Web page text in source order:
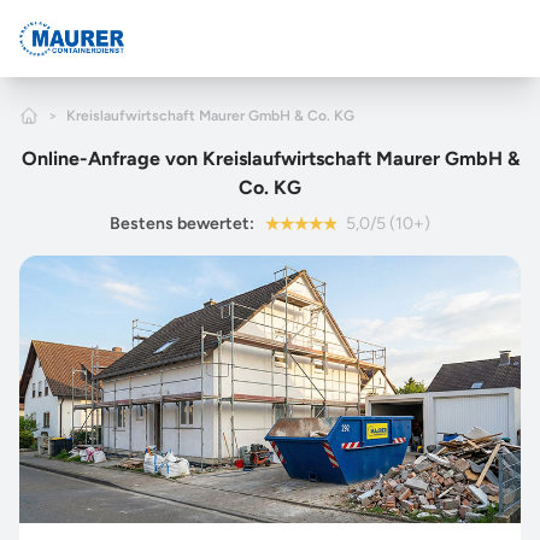
Home
> Kreislaufwirtschaft Maurer GmbH & Co. KG
Online-Anfrage von Kreislaufwirtschaft Maurer GmbH &
Co. KG
Bestens bewertet: 5,0/5 (10+)